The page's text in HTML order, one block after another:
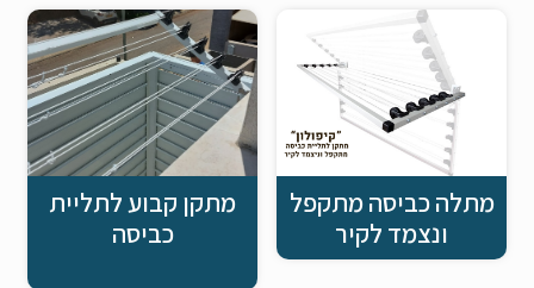
מתלה כביסה מתקפל
ונצמד לקיר
מתקן קבוע לתליית
כביסה